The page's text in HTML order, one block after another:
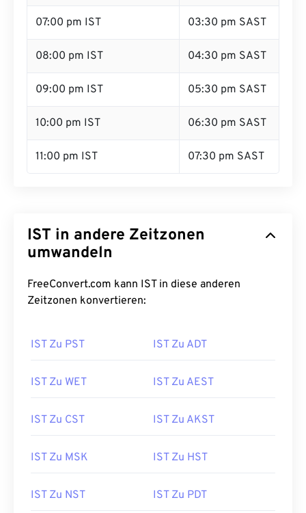
07:00 pm IST 03:30 pm SAST
08:00 pm IST 04:30 pm SAST
09:00 pm IST 05:30 pm SAST
10:00 pm IST 06:30 pm SAST
11:00 pm IST 07:30 pm SAST
IST in andere Zeitzonen
umwandeln
FreeConvert.com kann IST in diese anderen
Zeitzonen konvertieren:
IST Zu PST IST Zu ADT
IST Zu WET IST Zu AEST
IST Zu CST IST Zu AKST
IST Zu MSK IST Zu HST
IST Zu NST IST Zu PDT